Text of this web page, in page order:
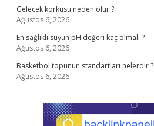
Gelecek korkusu neden olur ?
Ağustos 6, 2026
En sağlıklı suyun pH değeri kaç olmalı ?
Ağustos 6, 2026
Basketbol topunun standartları nelerdir ?
Ağustos 6, 2026